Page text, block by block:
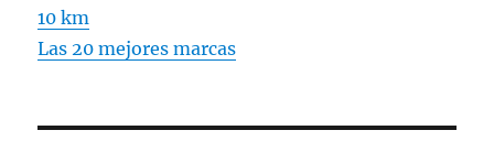
10 km
Las 20 mejores marcas